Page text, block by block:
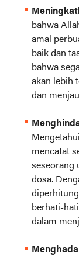
bahwa
amal
baik dan
bahwa
akan lebih
dan
mencatat
seseorang
dosa.
berhati-
dalam